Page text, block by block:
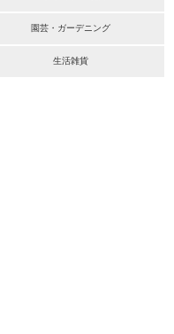
園芸・ガーデニング
生活雑貨